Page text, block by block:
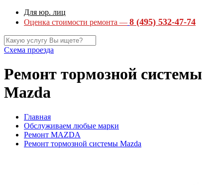
Для юр. лиц
Оценка стоимости ремонта — 8 (495) 532-47-74
Схема проезда
Ремонт тормозной системы
Mazda
Главная
Обслуживаем любые марки
Ремонт MAZDA
Ремонт тормозной системы Mazda